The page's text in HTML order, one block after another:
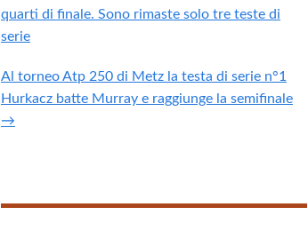
quarti di finale. Sono rimaste solo tre teste di
serie
Al torneo Atp 250 di Metz la testa di serie n°1
Hurkacz batte Murray e raggiunge la semifinale
→